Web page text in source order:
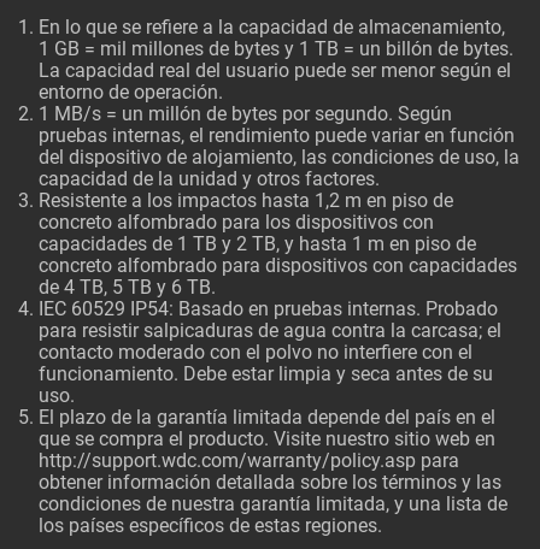
En lo que se refiere a la capacidad de almacenamiento,
1 GB = mil millones de bytes y 1 TB = un billón de bytes.
La capacidad real del usuario puede ser menor según el
entorno de operación.
1 MB/s = un millón de bytes por segundo. Según
pruebas internas, el rendimiento puede variar en función
del dispositivo de alojamiento, las condiciones de uso, la
capacidad de la unidad y otros factores.
Resistente a los impactos hasta 1,2 m en piso de
concreto alfombrado para los dispositivos con
capacidades de 1 TB y 2 TB, y hasta 1 m en piso de
concreto alfombrado para dispositivos con capacidades
de 4 TB, 5 TB y 6 TB.
IEC 60529 IP54: Basado en pruebas internas. Probado
para resistir salpicaduras de agua contra la carcasa; el
contacto moderado con el polvo no interfiere con el
funcionamiento. Debe estar limpia y seca antes de su
uso.
El plazo de la garantía limitada depende del país en el
que se compra el producto. Visite nuestro sitio web en
http://support.wdc.com/warranty/policy.asp para
obtener información detallada sobre los términos y las
condiciones de nuestra garantía limitada, y una lista de
los países específicos de estas regiones.